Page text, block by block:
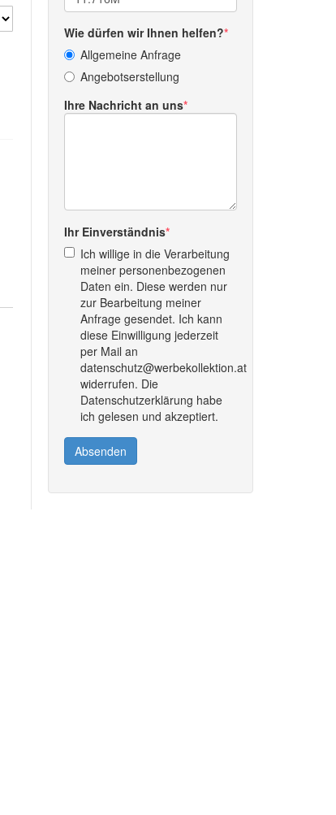
Wie dürfen wir Ihnen helfen?
Allgemeine Anfrage
Angebotserstellung
Ihre Nachricht an uns
Ihr Einverständnis
Ich willige in die Verarbeitung
meiner personenbezogenen
Daten ein. Diese werden nur
zur Bearbeitung meiner
Anfrage gesendet. Ich kann
diese Einwilligung jederzeit
per Mail an
datenschutz@werbekollektion.at
widerrufen. Die
Datenschutzerklärung habe
ich gelesen und akzeptiert.
Absenden